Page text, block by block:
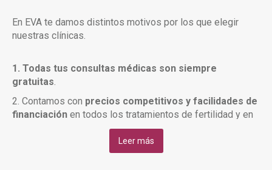
En EVA te damos distintos motivos por los que elegir
nuestras clínicas.
1. Todas tus consultas médicas son siempre
gratuitas
2. Contamos con precios competitivos y facilidades de
financiación en todos los tratamientos de fertilidad y en
amplio horarioque se adapta al ritmo
Leer más